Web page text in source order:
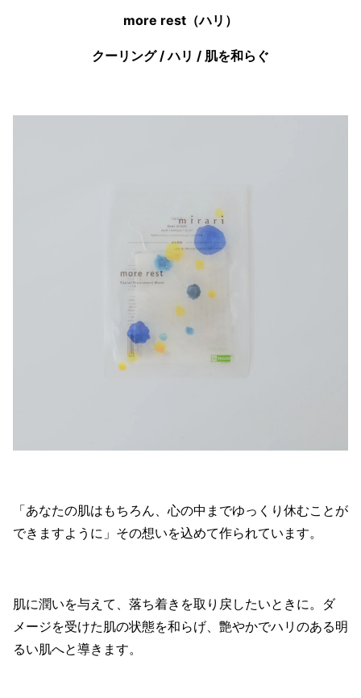
more rest（ハリ）
クーリング / ハリ / 肌を和らぐ
「あなたの肌はもちろん、心の中までゆっくり休むことが
できますように」その想いを込めて作られています。
肌に潤いを与えて、落ち着きを取り戻したいときに。ダ
メージを受けた肌の状態を和らげ、艶やかでハリのある明
るい肌へと導きます。